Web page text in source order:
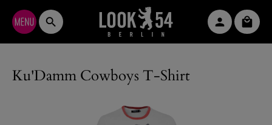
Zum Hauptinhalt springen
Ku'Damm Cowboys T-Shirt